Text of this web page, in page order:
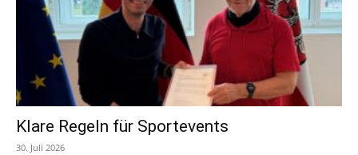
Klare Regeln für Sportevents
30. Juli 2026